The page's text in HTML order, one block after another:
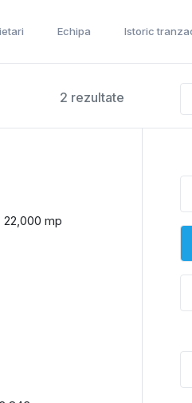
Echipa Istoric
2 rezultate
22,000 mp